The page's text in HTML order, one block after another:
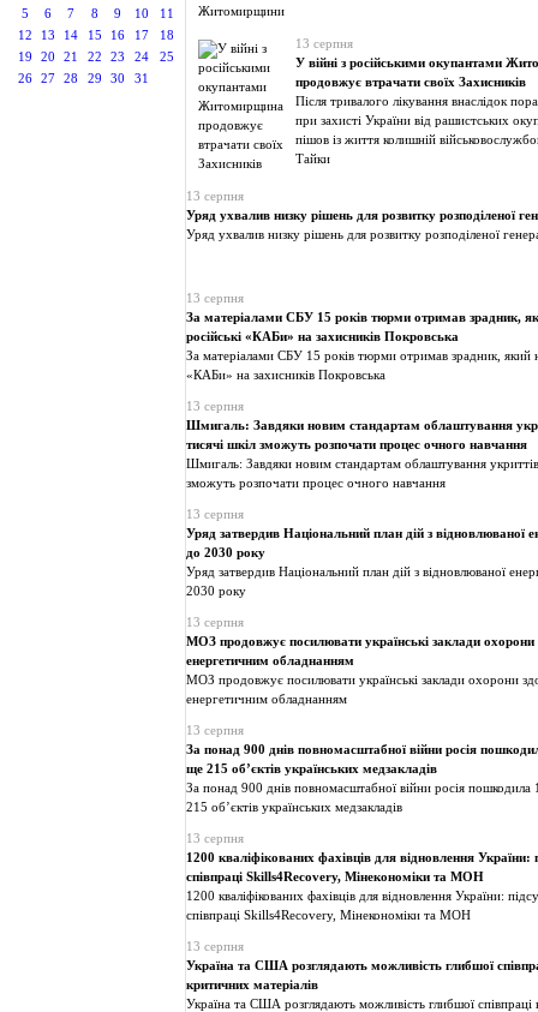
5
6 7 8 9 10
11
12
13 14 15 16 17
18
19
20 21 22 23 24
25
26
27 28 29 30 31
13 серпня
У війні з російськими окупантами
продовжує втрачати своїх Захисників
Після тривалого лікування внаслідок
при захисті України від рашистських
пішов із життя колишній
Тайки
13 серпня
Уряд ухвалив низку рішень для розвитку розподіленої
Уряд ухвалив низку рішень для розвитку розподіленої
13 серпня
За матеріалами СБУ 15 років тюрми отримав зрадник,
російські «КАБи» на захисників Покровська
За матеріалами СБУ 15 років тюрми отримав зрадник, який
«КАБи» на захисників Покровська
13 серпня
Шмигаль: Завдяки новим стандартам облаштування
тисячі шкіл зможуть розпочати процес очного навчання
Шмигаль: Завдяки новим стандартам облаштування укриттів
зможуть розпочати процес очного навчання
13 серпня
Уряд затвердив Національний план дій з відновлюваної
до 2030 року
Уряд затвердив Національний план дій з відновлюваної
2030 року
13 серпня
МОЗ продовжує посилювати українські заклади охорони
енергетичним обладнанням
МОЗ продовжує посилювати українські заклади охорони
енергетичним обладнанням
13 серпня
За понад 900 днів повномасштабної війни росія
ще 215 обʼєктів українських медзакладів
За понад 900 днів повномасштабної війни росія
215 обʼєктів українських медзакладів
13 серпня
1200 кваліфікованих фахівців для відновлення України:
співпраці Skills4Recovery, Мінекономіки та МОН
1200 кваліфікованих фахівців для відновлення України:
співпраці Skills4Recovery, Мінекономіки та МОН
13 серпня
Україна та США розглядають можливість глибшої
критичних матеріалів
Україна та США розглядають можливість глибшої співпраці